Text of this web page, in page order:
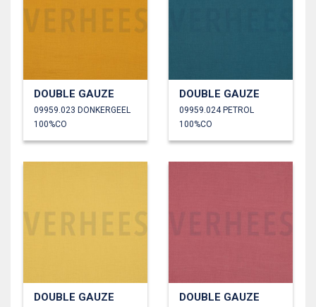
DOUBLE GAUZE
09959.023 DONKERGEEL
100%CO
DOUBLE GAUZE
09959.024 PETROL
100%CO
DOUBLE GAUZE DOUBLE GAUZE